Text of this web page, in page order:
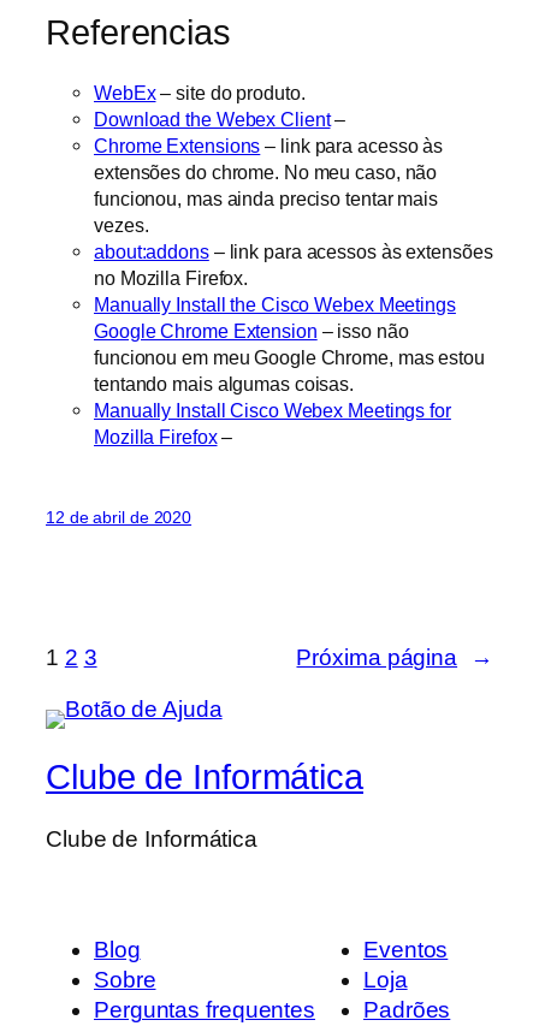
Referencias
WebEx– site do produto.
Download the Webex Client–
Chrome Extensions – link para acesso às
extensões do chrome. No meu caso, não
funcionou, mas ainda preciso tentar mais
vezes.
about:addons– link para acessos às extensões
no Mozilla Firefox.
Manually Install the Cisco Webex Meetings
Google Chrome Extension – isso não
funcionou em meu Google Chrome, mas estou
tentando mais algumas coisas.
Manually Install Cisco Webex Meetings for
Mozilla Firefox–
12 de abril de 2020
1 2 3 Próxima página →
Clube de Informática
Clube de Informática
Blog
Sobre
Perguntas frequentes
Eventos
Loja
Padrões